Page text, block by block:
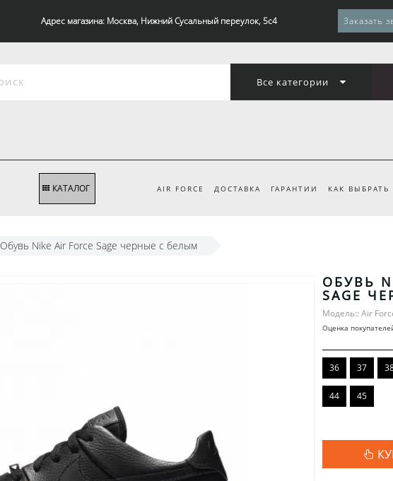
Адрес магазина: Москва, Нижний Сусальный переулок, 5с4 Заказать
Все категории
КАТАЛОГ AIR FORCE ДОСТАВКА ГАРАНТИИ КАК ВЫБРАТЬ
Обувь Nike Air Force Sage черные с белым
ОБУВЬ
SAGE
Модель:: Air
Оценка
36 37
44 45